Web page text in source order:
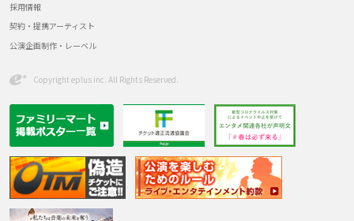
採用情報
契約・提携アーティスト
公演企画制作・レーベル
Copyright eplus inc. All Rights Reserved.